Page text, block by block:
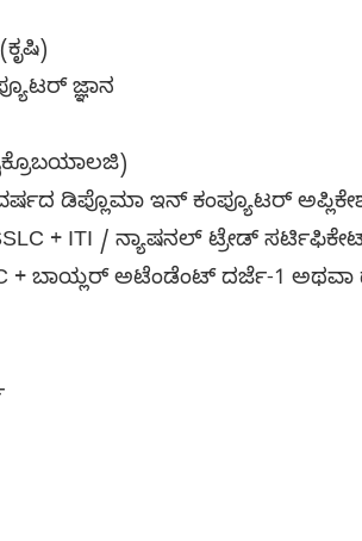
ಜ್ಞಾನ
ಡಿಪ್ಲೊಮಾ ಇನ್ ಕಂಪ್ಯೂಟರ್
+ ITI / ನ್ಯಾಷನಲ್ ಟ್ರೇಡ್
+ ಬಾಯ್ಲರ್ ಅಟೆಂಡೆಂಟ್ ದರ್ಜೆ-1 ಅಥವಾ